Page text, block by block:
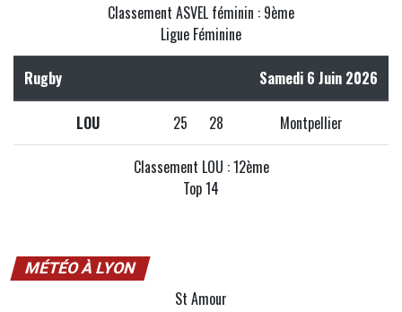
Classement ASVEL féminin : 9ème
Ligue Féminine
Rugby Samedi 6 Juin 2026
LOU 25 28 Montpellier
Classement LOU : 12ème
Top 14
MÉTÉO À LYON
St Amour